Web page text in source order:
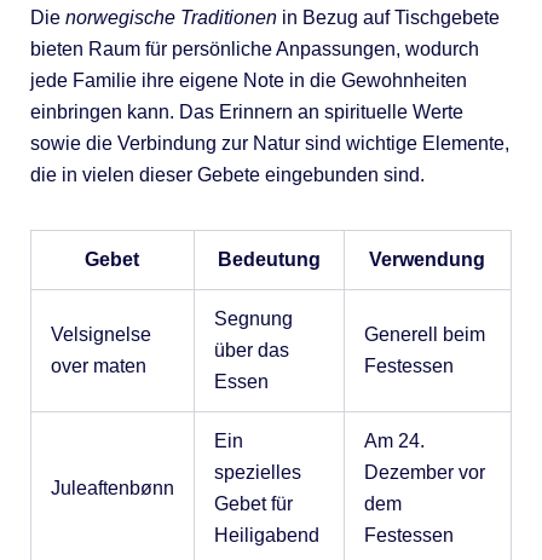
Die norwegische Traditionenin Bezug auf Tischgebete
bieten Raum für persönliche Anpassungen, wodurch
jede Familie ihre eigene Note in die Gewohnheiten
einbringen kann. Das Erinnern an spirituelle Werte
sowie die Verbindung zur Natur sind wichtige Elemente,
die in vielen dieser Gebete eingebunden sind.
Gebet Bedeutung Verwendung
Velsignelse
over maten
Segnung
über das
Essen
Generell beim
Festessen
Juleaftenbønn
Ein
spezielles
Gebet für
Heiligabend
Am 24.
Dezember vor
dem
Festessen